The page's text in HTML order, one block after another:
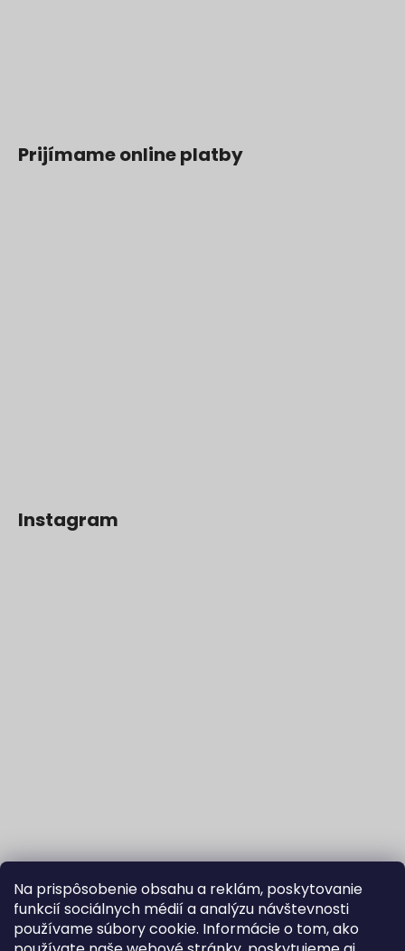
Na prispôsobenie obsahu a reklám, poskytovanie
funkcií sociálnych médií a analýzu návštevnosti
používame súbory cookie. Informácie o tom, ako
Prijímame online platby
Instagram